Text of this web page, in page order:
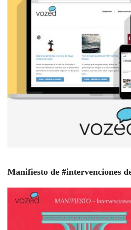
Manifiesto de #intervenciones